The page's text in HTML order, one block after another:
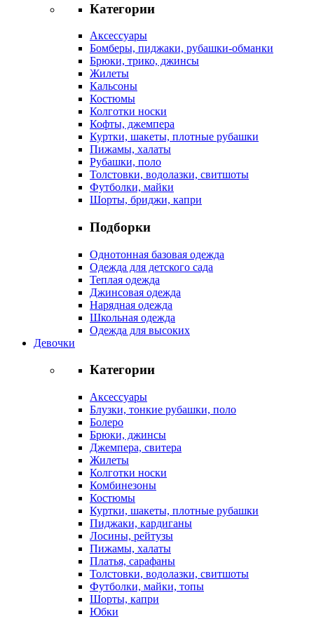
Категории
Аксессуары
Бомберы, пиджаки, рубашки-обманки
Брюки, трико, джинсы
Жилеты
Кальсоны
Костюмы
Колготки носки
Кофты, джемпера
Куртки, шакеты, плотные рубашки
Пижамы, халаты
Рубашки, поло
Толстовки, водолазки, свитшоты
Футболки, майки
Шорты, бриджи, капри
Подборки
Однотонная базовая одежда
Одежда для детского сада
Теплая одежда
Джинсовая одежда
Нарядная одежда
Школьная одежда
Одежда для высоких
Девочки
Категории
Аксессуары
Блузки, тонкие рубашки, поло
Болеро
Брюки, джинсы
Джемпера, свитера
Жилеты
Колготки носки
Комбинезоны
Костюмы
Куртки, шакеты, плотные рубашки
Пиджаки, кардиганы
Лосины, рейтузы
Пижамы, халаты
Платья, сарафаны
Толстовки, водолазки, свитшоты
Футболки, майки, топы
Шорты, капри
Юбки